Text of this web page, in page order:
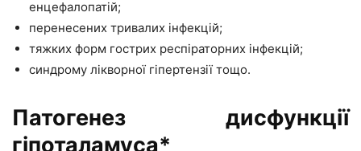
енцефалопатій;
перенесених тривалих інфекцій;
тяжких форм гострих респіраторних інфекцій;
синдрому лікворної гіпертензії тощо.
Патогенез дисфункції
гіпоталамуса*